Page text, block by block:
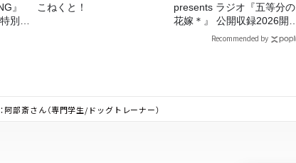
』
別企
こねくと！
presents ラジオ『五等分の
花嫁＊』 公開収録2026開催
Recommended by
部斎さん（専門学生/ドッグトレーナー）